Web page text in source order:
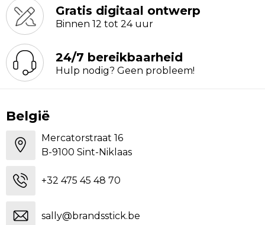
Gratis digitaal ontwerp
Binnen 12 tot 24 uur
24/7 bereikbaarheid
Hulp nodig? Geen probleem!
België
Mercatorstraat 16
B-9100 Sint-Niklaas
+32 475 45 48 70
sally@brandsstick.be